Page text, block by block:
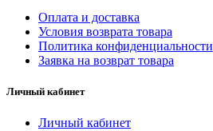
Оплата и доставка
Условия возврата товара
Политика конфиденциальности
Заявка на возврат товара
Личный кабинет
Личный кабинет